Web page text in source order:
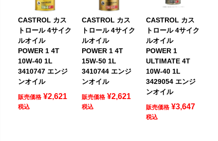
CASTROL カス
トロール 4サイク
ルオイル
POWER 1 4T
10W-40 1L
3410747 エンジ
ンオイル
販売価格 ¥2,621
税込
CASTROL カス
トロール 4サイク
ルオイル
POWER 1 4T
15W-50 1L
3410744 エンジ
ンオイル
販売価格 ¥2,621
税込
CASTROL カス
トロール 4サイク
ルオイル
POWER 1
ULTIMATE 4T
10W-40 1L
3429054 エンジ
ンオイル
販売価格 ¥3,647
税込